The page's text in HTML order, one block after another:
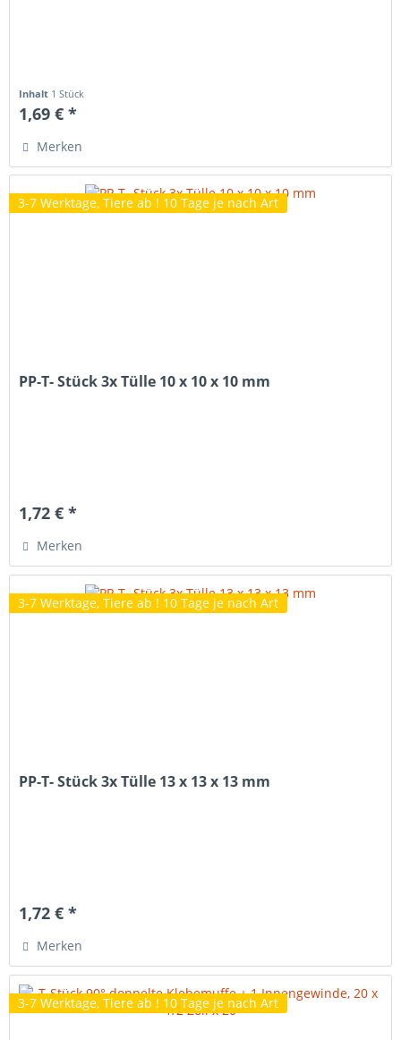
Inhalt 1 Stück
1,69 € *
Merken
3-7 Werktage, Tiere ab ! 10 Tage je nach Art
PP-T- Stück 3x Tülle 10 x 10 x 10 mm
1,72 € *
Merken
3-7 Werktage, Tiere ab ! 10 Tage je nach Art
PP-T- Stück 3x Tülle 13 x 13 x 13 mm
1,72 € *
Merken
3-7 Werktage, Tiere ab ! 10 Tage je nach Art